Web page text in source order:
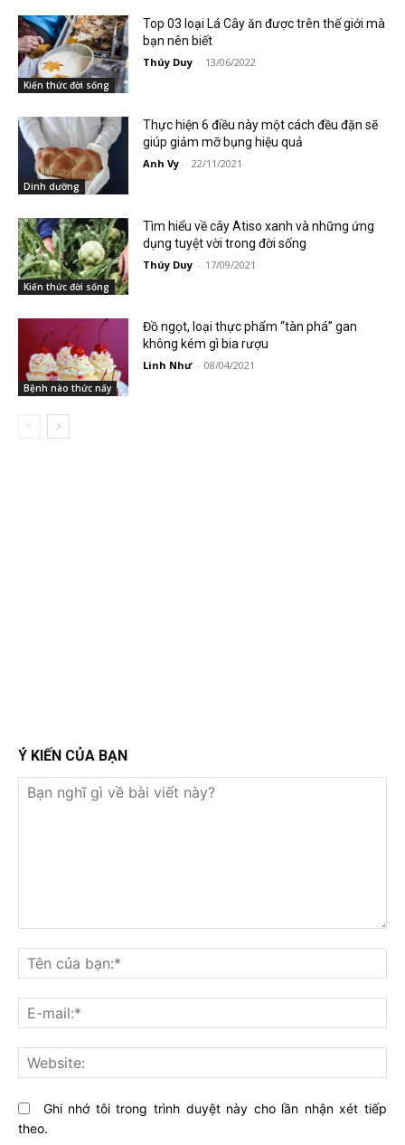
Kiến thức đời sống
Top 03 loại Lá Cây ăn được trên thế giới mà
bạn nên biết
Thúy Duy - 13/06/2022
Dinh dưỡng
Thực hiện 6 điều này một cách đều đặn sẽ
giúp giảm mỡ bụng hiệu quả
Anh Vy - 22/11/2021
Kiến thức đời sống
Tìm hiểu về cây Atiso xanh và những ứng
dụng tuyệt vời trong đời sống
Thúy Duy - 17/09/2021
Bệnh nào thức nấy
Đồ ngọt, loại thực phẩm “tàn phá” gan
không kém gì bia rượu
Linh Như - 08/04/2021
Ý KIẾN CỦA BẠN
nghĩ
gì
về
bài
viết
này?
Ghi nhớ tôi trong trình duyệt này cho lần nhận xét tiếp
theo.